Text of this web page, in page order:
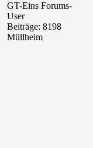
GT-Eins Forums-
User
Beiträge: 8198
Müllheim